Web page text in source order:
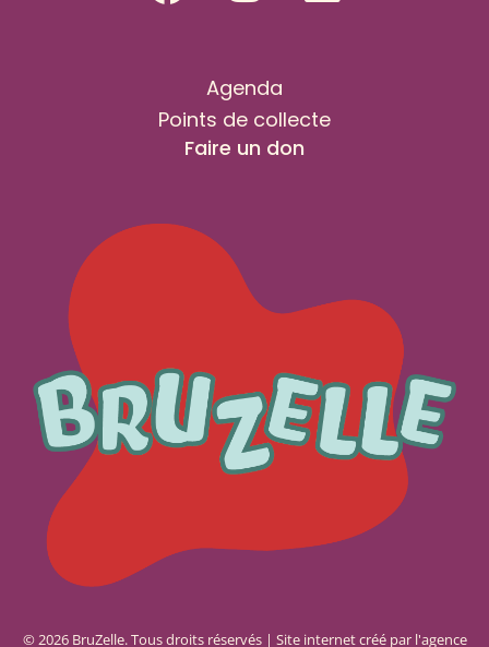
Agenda
Points de collecte
Faire un don
© 2026 BruZelle. Tous droits réservés | Site internet créé par l'agence